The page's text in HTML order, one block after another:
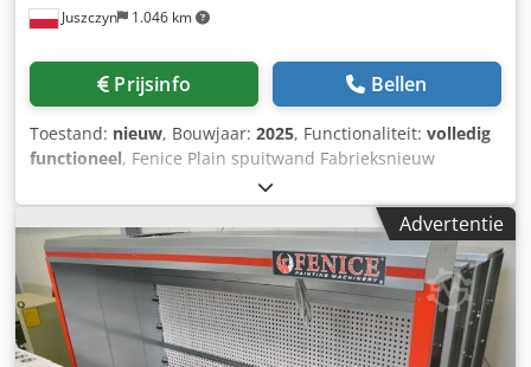
Juszczyn 1.046 km
Prijsinfo Bellen
Toestand: nieuw, Bouwjaar: 2025, Functionaliteit: volledig
functioneel, Fenice Plain spuitwand Fabrieksnieuw
Beschikbare opties: Plain-2000mm netto prijs 17.800 PLN
Filtratiecapaciteit 8000m3/u Motorvermogen 1,5 kW Plain-
3000mm netto prijs 21.500 PLN Filtratiecapaciteit
11.000m3/u Motorvermogen 2,2 kW Plain-4000mm netto
prijs 25.800 PLN Dcedjxz Achepfx Aflek Filtratiecapaciteit
15.000m3/u Motorvermogen 4,0 kW Plain-5000mm netto
prijs 34.000 PLN Filtratiecapaciteit 16.500m3/u
Motorvermogen 5,5 kW Plain-6000mm netto prijs 38.000
Advertentie